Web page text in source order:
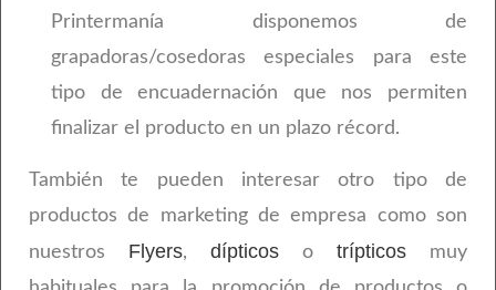
Printermanía disponemos de
grapadoras/cosedoras especiales para este
tipo de encuadernación que nos permiten
finalizar el producto en un plazo récord.
También te pueden interesar otro tipo de
productos de marketing de empresa como son
nuestros Flyers, dípticos o trípticos muy